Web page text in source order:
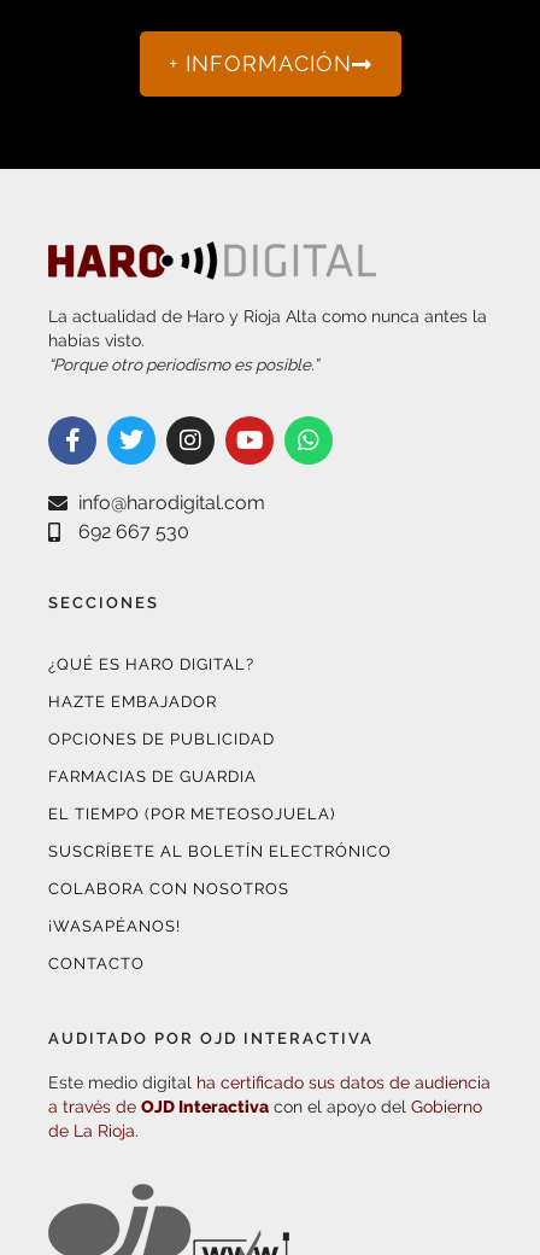
+ INFORMACIÓN
La actualidad de Haro y Rioja Alta como nunca antes la
habías visto.
“Porque otro periodismo es posible.”
info@harodigital.com
692 667 530
SECCIONES
¿QUÉ ES HARO DIGITAL?
HAZTE EMBAJADOR
OPCIONES DE PUBLICIDAD
FARMACIAS DE GUARDIA
EL TIEMPO (POR METEOSOJUELA)
SUSCRÍBETE AL BOLETÍN ELECTRÓNICO
COLABORA CON NOSOTROS
¡WASAPÉANOS!
CONTACTO
AUDITADO POR OJD INTERACTIVA
Este medio digital ha certificado sus datos de audiencia
a través de OJD Interactiva con el apoyo del Gobierno
de La Rioja.